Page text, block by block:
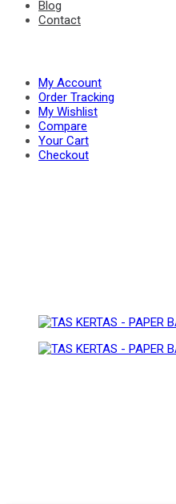
BAG
PAPER
Blog
Contact
My Account
Order Tracking
My Wishlist
Compare
Your Cart
Checkout